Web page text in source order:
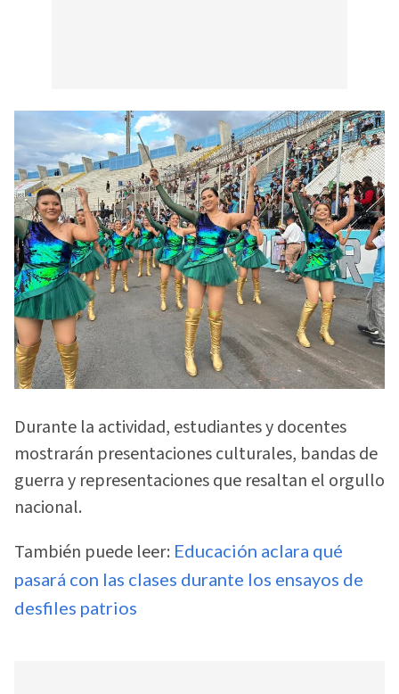
Durante la actividad, estudiantes y docentes
mostrarán presentaciones culturales, bandas de
guerra y representaciones que resaltan el orgullo
nacional.
También puede leer: Educación aclara qué
pasará con las clases durante los ensayos de
desfiles patrios